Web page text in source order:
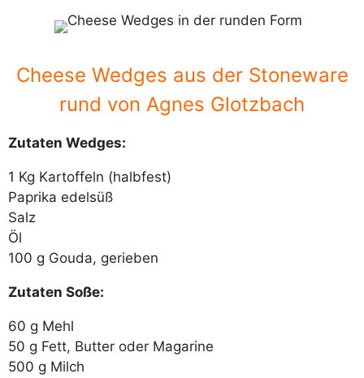
Cheese Wedges aus der Stoneware
rund von Agnes Glotzbach
Zutaten Wedges:
1 Kg Kartoffeln (halbfest)
Paprika edelsüß
Salz
Öl
100 g Gouda, gerieben
Zutaten Soße:
60 g Mehl
50 g Fett, Butter oder Magarine
500 g Milch